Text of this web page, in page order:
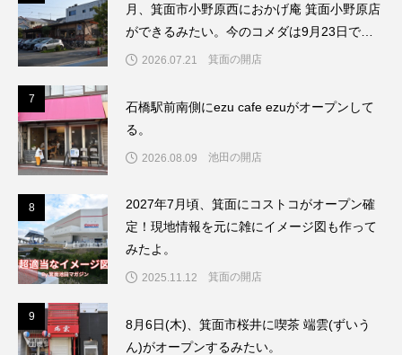
月、箕面市小野原西におかげ庵 箕面小野原店
ができるみたい。今のコメダは9月23日で閉
店してリブランドするんだって。
2026.07.21 箕面の開店
7
石橋駅前南側にezu cafe ezuがオープンして
る。
2026.08.09 池田の開店
8
2027年7月頃、箕面にコストコがオープン確
定！現地情報を元に雑にイメージ図も作って
みたよ。
2025.11.12 箕面の開店
9
8月6日(木)、箕面市桜井に喫茶 端雲(ずいう
ん)がオープンするみたい。